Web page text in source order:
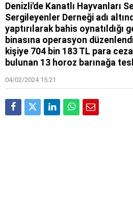
Denizli'de Kanatlı Hayvanları
Sergileyenler Derneği adı
yaptırılarak bahis oynatıldığı
binasına operasyon
kişiye 704 bin 183 TL para
bulunan 13 horoz barınağa
04/02/2024 15:21